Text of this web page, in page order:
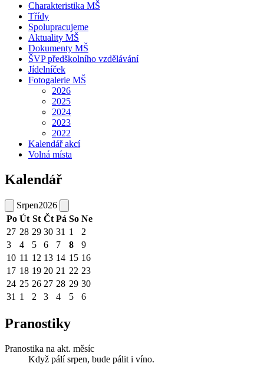
Charakteristika MŠ
Třídy
Spolupracujeme
Aktuality MŠ
Dokumenty MŠ
ŠVP předškolního vzdělávání
Jídelníček
Fotogalerie MŠ
2026
2025
2024
2023
2022
Kalendář akcí
Volná místa
Kalendář
Srpen2026
Po Út St Čt Pá So Ne
27 28 29 30 31 1
2
3
4 5 6 7 8
9
10 11 12 13 14 15 16
17 18 19 20 21 22 23
24 25 26 27 28 29 30
31 1 2 3 4 5 6
Pranostiky
Pranostika na akt. měsíc
Když pálí srpen, bude pálit i víno.